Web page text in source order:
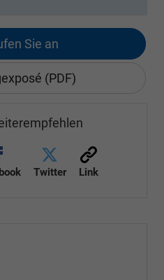
Sie an
(PDF)
Twitter Link